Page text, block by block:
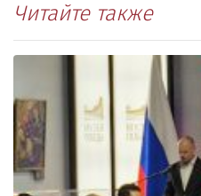
Читайте также